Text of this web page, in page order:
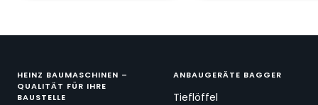
HEINZ BAUMASCHINEN –
QUALITÄT FÜR IHRE
BAUSTELLE
ANBAUGERÄTE BAGGER
Tieflöffel